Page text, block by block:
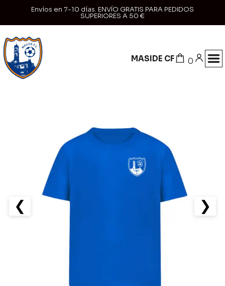
Envíos en 7-10 días. ENVÍO GRATIS PARA PEDIDOS
SUPERIORES A 50 €
MASIDE CF 0
❮ ❯